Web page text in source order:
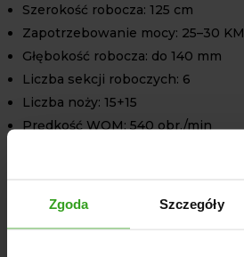
Zgoda Szczegóły
Szerokość robocza: 125 cm
Zapotrzebowanie mocy: 25–30 KM
Głębokość robocza: do 140 mm
Liczba sekcji roboczych: 6
Liczba noży: 15+15
Prędkość WOM: 540 obr./min